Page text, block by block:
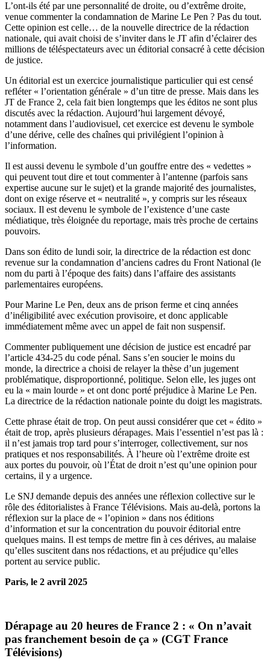
L’ont-ils été par une personnalité de droite, ou d’extrême droite,
venue commenter la condamnation de Marine Le Pen ? Pas du tout.
Cette opinion est celle… de la nouvelle directrice de la rédaction
nationale, qui avait choisi de s’inviter dans le JT afin d’éclairer des
millions de téléspectateurs avec un éditorial consacré à cette décision
de justice.
Un éditorial est un exercice journalistique particulier qui est censé
refléter « l’orientation générale » d’un titre de presse. Mais dans les
JT de France 2, cela fait bien longtemps que les éditos ne sont plus
discutés avec la rédaction. Aujourd’hui largement dévoyé,
notamment dans l’audiovisuel, cet exercice est devenu le symbole
d’une dérive, celle des chaînes qui privilégient l’opinion à
l’information.
Il est aussi devenu le symbole d’un gouffre entre des « vedettes »
qui peuvent tout dire et tout commenter à l’antenne (parfois sans
expertise aucune sur le sujet) et la grande majorité des journalistes,
dont on exige réserve et « neutralité », y compris sur les réseaux
sociaux. Il est devenu le symbole de l’existence d’une caste
médiatique, très éloignée du reportage, mais très proche de certains
pouvoirs.
Dans son édito de lundi soir, la directrice de la rédaction est donc
revenue sur la condamnation d’anciens cadres du Front National (le
nom du parti à l’époque des faits) dans l’affaire des assistants
parlementaires européens.
Pour Marine Le Pen, deux ans de prison ferme et cinq années
d’inéligibilité avec exécution provisoire, et donc applicable
immédiatement même avec un appel de fait non suspensif.
Commenter publiquement une décision de justice est encadré par
l’article 434-25 du code pénal. Sans s’en soucier le moins du
monde, la directrice a choisi de relayer la thèse d’un jugement
problématique, disproportionné, politique. Selon elle, les juges ont
eu la « main lourde » et ont donc porté préjudice à Marine Le Pen.
La directrice de la rédaction nationale pointe du doigt les magistrats.
Cette phrase était de trop. On peut aussi considérer que cet « édito »
était de trop, après plusieurs dérapages. Mais l’essentiel n’est pas là :
il n’est jamais trop tard pour s’interroger, collectivement, sur nos
pratiques et nos responsabilités. À l’heure où l’extrême droite est
aux portes du pouvoir, où l’État de droit n’est qu’une opinion pour
certains, il y a urgence.
Le SNJ demande depuis des années une réflexion collective sur le
rôle des éditorialistes à France Télévisions. Mais au-delà, portons la
réflexion sur la place de « l’opinion » dans nos éditions
d’information et sur la concentration du pouvoir éditorial entre
quelques mains. Il est temps de mettre fin à ces dérives, au malaise
qu’elles suscitent dans nos rédactions, et au préjudice qu’elles
portent au service public.
Paris, le 2 avril 2025
Dérapage au 20 heures de France 2 : « On n’avait
pas franchement besoin de ça » (CGT France
Télévisions)